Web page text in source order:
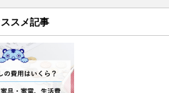
スメ記事